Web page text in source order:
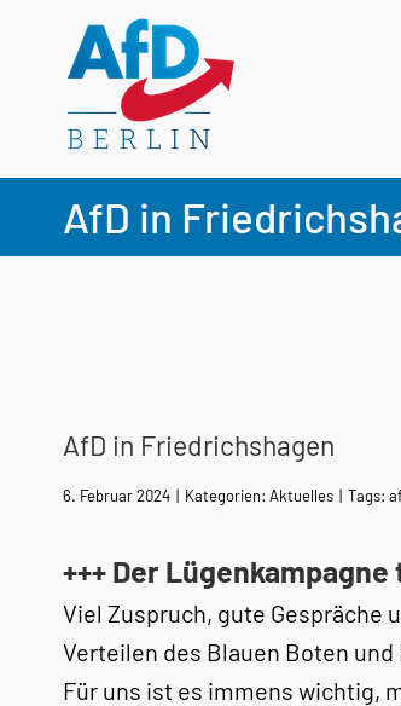
AfD in
AfD in Friedrichshagen
6. Februar 2024 | Kategorien: Aktuelles | Tags:
+++ Der
Viel Zuspruch, gute Gespräche
Verteilen des Blauen Boten
Für uns ist es immens wichtig,